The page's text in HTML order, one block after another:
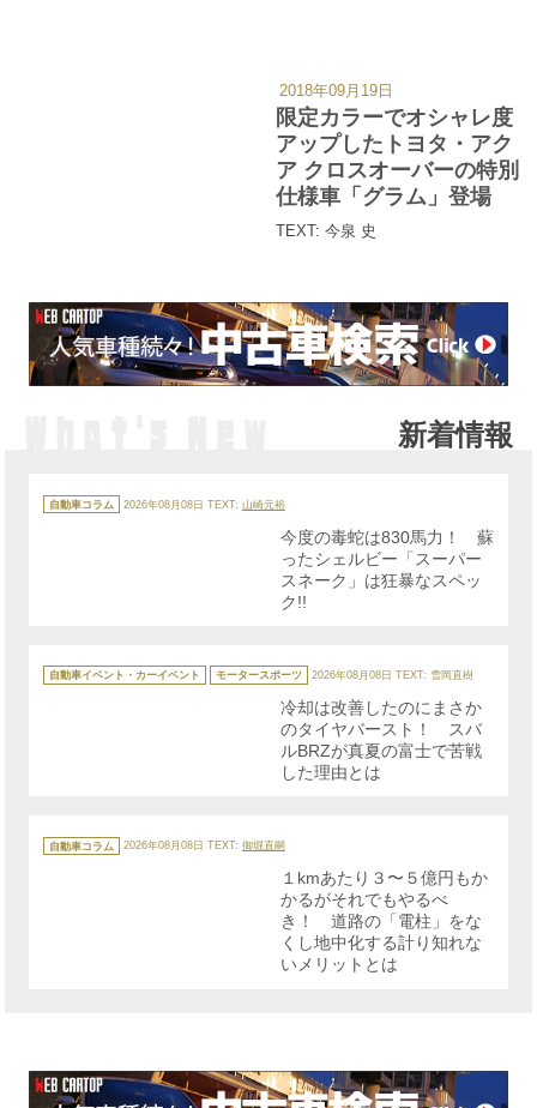
限定カラーでオシャレ度
アップしたトヨタ・アク
ア クロスオーバーの特別
仕様車「グラム」登場
TEXT: 今泉 史
2018年09月19日
新着情報
テ
ゴ
自動車コラム 2026年08月08日 TEXT: 山崎元裕
今度の毒蛇は830馬力！ 蘇
ったシェルビー「スーパー
スネーク」は狂暴なスペッ
ク!!
テ
ゴ
自動車イベント・カーイベント モータースポーツ 2026年08月08日 TEXT: 雪岡直樹
冷却は改善したのにまさか
のタイヤバースト！ スバ
ルBRZが真夏の富士で苦戦
した理由とは
テ
ゴ
自動車コラム 2026年08月08日 TEXT: 御堀直嗣
１kmあたり３〜５億円もか
かるがそれでもやるべ
き！ 道路の「電柱」をな
くし地中化する計り知れな
いメリットとは